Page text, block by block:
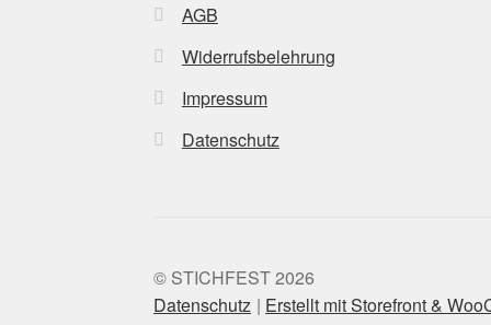
AGB
Widerrufsbelehrung
Impressum
Datenschutz
© STICHFEST 2026
Datenschutz
Erstellt mit Storefront &